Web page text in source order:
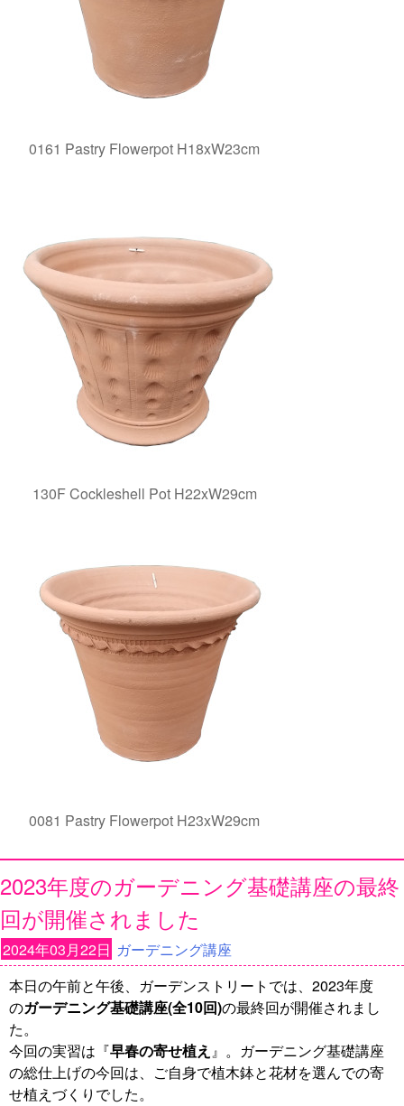
0161 Pastry Flowerpot H18xW23cm
130F Cockleshell Pot H22xW29cm
0081 Pastry Flowerpot H23xW29cm
2023年度のガーデニング基礎講座の最終
回が開催されました
2024年03月22日 ガーデニング講座
本日の午前と午後、ガーデンストリートでは、2023年度
のガーデニング基礎講座(全10回)の最終回が開催されまし
た。
今回の実習は『早春の寄せ植え 』。ガーデニング基礎講座
の総仕上げの今回は、ご自身で植木鉢と花材を選んでの寄
せ植えづくりでした。